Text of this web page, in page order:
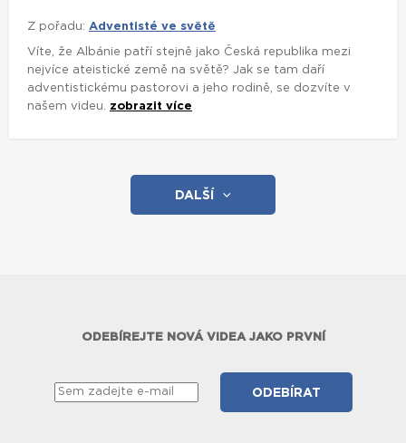
Z pořadu: Adventisté ve světě
Víte, že Albánie patří stejně jako Česká republika mezi
nejvíce ateistické země na světě? Jak se tam daří
adventistickému pastorovi a jeho rodině, se dozvíte v
našem videu. zobrazit více
DALŠÍ
ODEBÍREJTE NOVÁ VIDEA JAKO PRVNÍ